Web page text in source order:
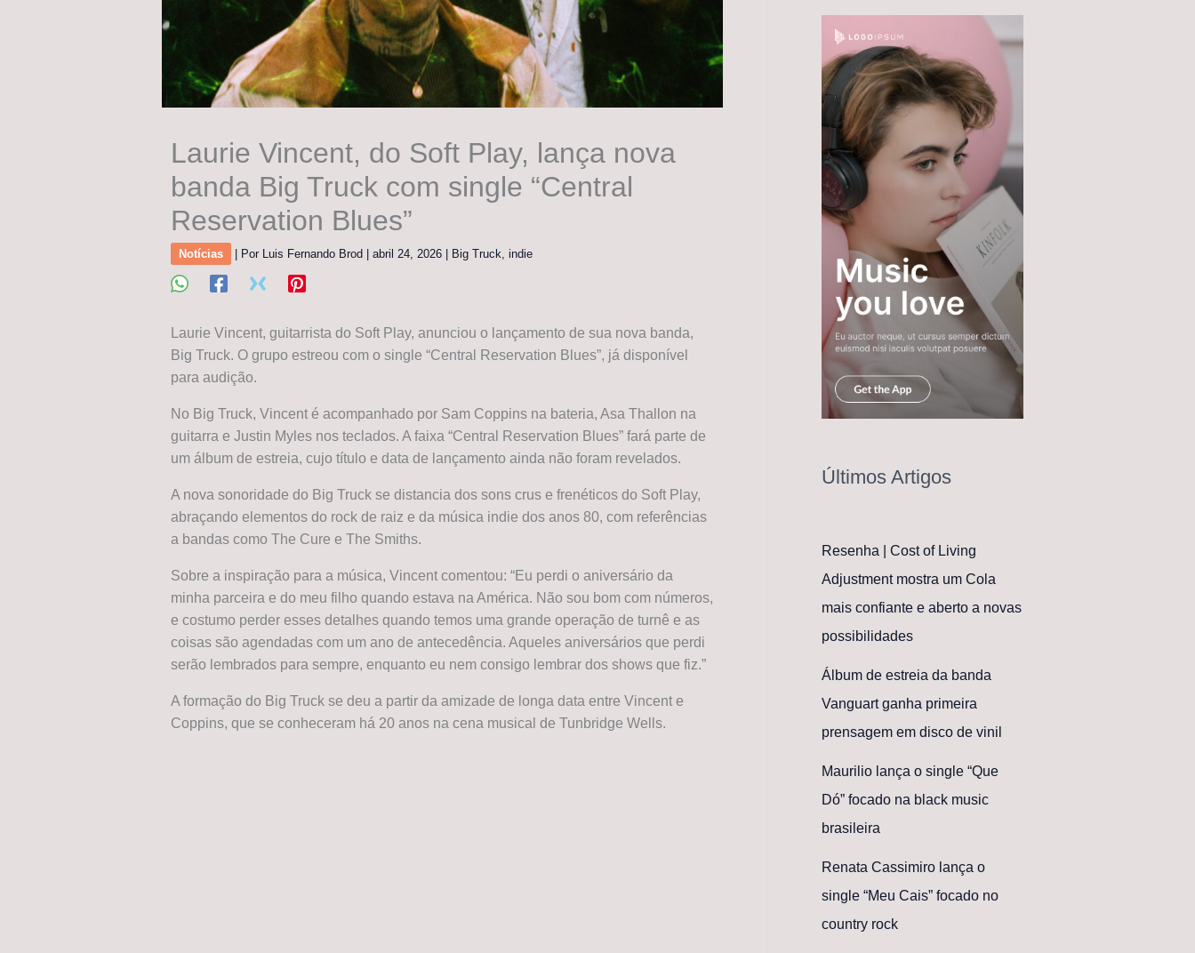
Laurie Vincent, do Soft Play, lança nova
banda Big Truck com single “Central
Reservation Blues”
Notícias | Por Luis Fernando Brod abril 24, 2026 Big Truck indie
Laurie Vincent, guitarrista do Soft Play, anunciou o lançamento de sua nova banda,
Big Truck. O grupo estreou com o single “Central Reservation Blues”, já disponível
para audição.
No Big Truck, Vincent é acompanhado por Sam Coppins na bateria, Asa Thallon na
guitarra e Justin Myles nos teclados. A faixa “Central Reservation Blues” fará parte de
um álbum de estreia, cujo título e data de lançamento ainda não foram revelados.
A nova sonoridade do Big Truck se distancia dos sons crus e frenéticos do Soft Play,
abraçando elementos do rock de raiz e da música indie dos anos 80, com referências
a bandas como The Cure e The Smiths.
Sobre a inspiração para a música, Vincent comentou: “Eu perdi o aniversário da
minha parceira e do meu filho quando estava na América. Não sou bom com números,
e costumo perder esses detalhes quando temos uma grande operação de turnê e as
coisas são agendadas com um ano de antecedência. Aqueles aniversários que perdi
serão lembrados para sempre, enquanto eu nem consigo lembrar dos shows que fiz.”
A formação do Big Truck se deu a partir da amizade de longa data entre Vincent e
Coppins, que se conheceram há 20 anos na cena musical de Tunbridge Wells.
Últimos Artigos
Resenha | Cost of Living
Adjustment mostra um Cola
mais confiante e aberto a novas
possibilidades
Álbum de estreia da banda
Vanguart ganha primeira
prensagem em disco de vinil
Maurilio lança o single “Que
Dó” focado na black music
brasileira
Renata Cassimiro lança o
single “Meu Cais” focado no
country rock